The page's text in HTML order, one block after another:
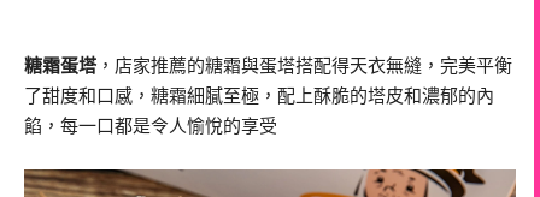
糖霜蛋塔 ，店家推薦的糖霜與蛋塔搭配得天衣無縫，完美平衡
了甜度和口感，糖霜細膩至極，配上酥脆的塔皮和濃郁的內
餡，每一口都是令人愉悅的享受